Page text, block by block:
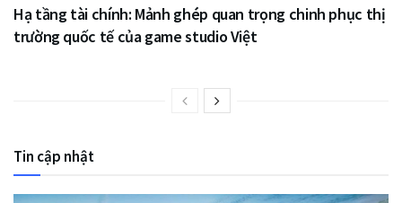
Hạ tầng tài chính: Mảnh ghép quan trọng chinh phục thị
trường quốc tế của game studio Việt
Tin cập nhật